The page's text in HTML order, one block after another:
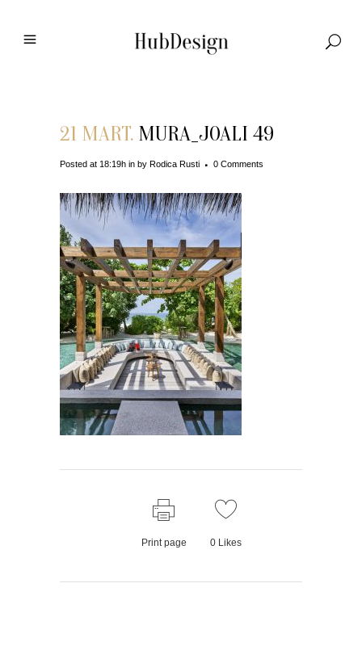
21 MART. MURA_JOALI 49
Posted at 18:19h in by Rodica Rusti 0 Comments
Print page 0Likes